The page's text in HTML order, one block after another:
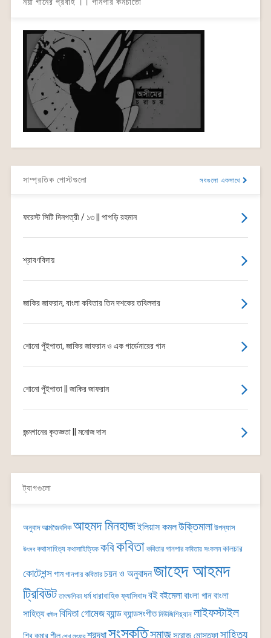
সাম্প্রতিক পোস্টগুলো সবগুলো একসাথে
ফরেস্ট সিটি দিনপত্রী / ১৩ || পাপড়ি রহমান
শ্রাবণবিদায়
জাকির জাফরান, বাংলা কবিতার তিন দশকের তবিলদার
শোনো পুঁইপাতা, জাকির জাফরান ও এক গার্ডেনারের গান
শোনো পুঁইপাতা || জাকির জাফরান
জন্মগানের কৃতজ্ঞতা || মনোজ দাস
ট্যাগগুলো
অনুবাদ আত্মজৈবনিক আহমদ মিনহাজইলিয়াস কমলউক্তিমালা উপন্যাস
উৎসব কথাসাহিত্য কথাসাহিত্যিক কবিকবিতা কবিতার গানপার কবিতার সংকলন কালচার
কোটেশন্সগান গানপার কবিতার চয়ন ও অনুবাদনজাহেদ আহমদ
ট্রিবিউট তাৎক্ষণিকা ধর্ম ধারাবাহিকফ্যাসিবাদবইবইমেলাবাংলা গানবাংলা
সাহিত্য বাউল বিদিতা গোমেজব্যান্ডব্যান্ডসংগীত মিউজিশিয়্যান লাইফস্টাইল
শিবু কুমার শীল শ্রদ্ধাসংস্কৃতিসমাজসরোজ মোস্তফাসাহিত্য